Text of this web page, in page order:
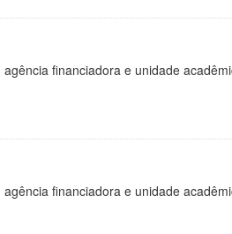
financiadora e unidade
financiadora e unidade